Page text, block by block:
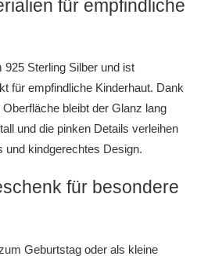
für empfindliche
925 Sterling Silber und ist
für empfindliche Kinderhaut. Dank
bleibt der Glanz lang
und die pinken Details verleihen
und kindgerechtes Design.
für besondere
Geburtstag oder als kleine